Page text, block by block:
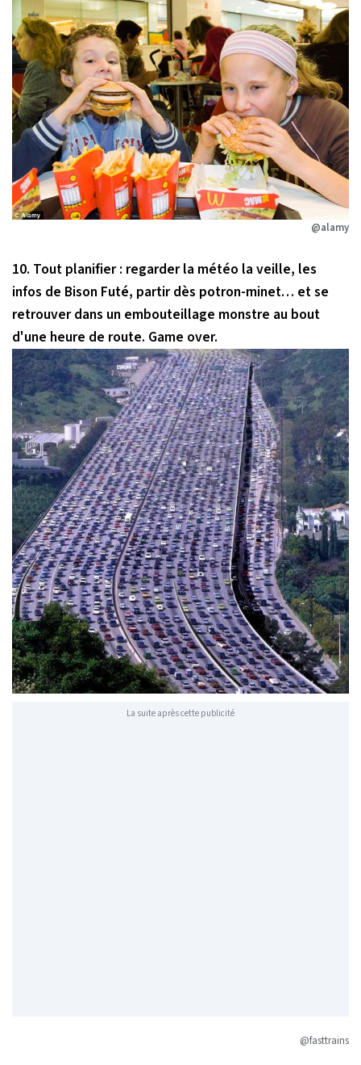
@alamy
10. Tout planifier : regarder la météo la veille, les
infos de Bison Futé, partir dès potron-minet… et se
retrouver dans un embouteillage monstre au bout
d'une heure de route. Game over.
La suite après cette publicité
@fasttrains